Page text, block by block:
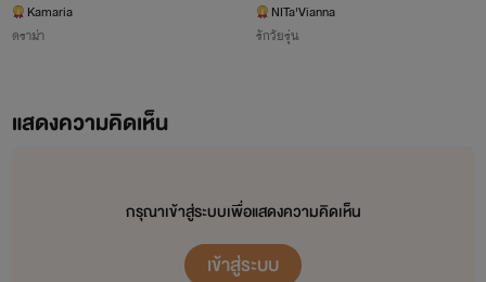
Kamaria
ดราม่า
รเลว18+(น้ำอุ่น&มิกิ)มีE-book
NITa'Vianna
รักวัยรุ่น
แสดงความคิดเห็น
กรุณาเข้าสู่ระบบเพื่อแสดงความคิดเห็น
เข้าสู่ระบบ